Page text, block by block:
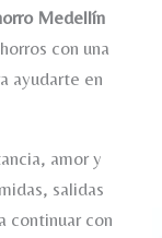
Medellín
con una
ayudarte en
amor y
salidas
continuar con